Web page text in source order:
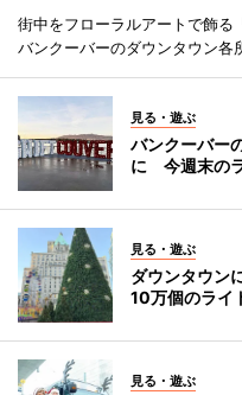
街中をフローラルアートで飾
バンクーバーのダウンタウン各
見る・遊ぶ
バンクーバー
に 今週末の
見る・遊ぶ
ダウンタウン
10万個のライ
見る・遊ぶ